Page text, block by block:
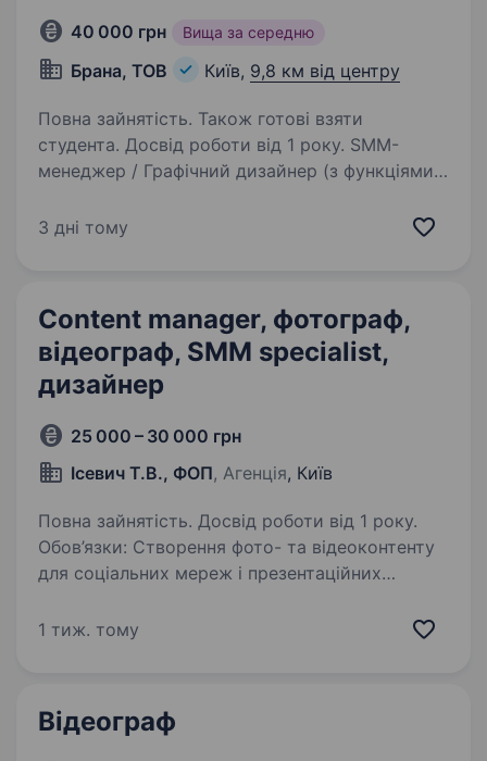
40 000 грн Вища за середню
Брана, ТОВ Київ, 9,8 км від центру
Повна зайнятість. Також готові взяти
студента. Досвід роботи від 1 року. SMM-
менеджер / Графічний дизайнер (з функціями
«Брана» — провідний постачальник
3 дні тому
Content manager, фотограф,
відеограф, SMM specialist,
дизайнер
25 000 – 30 000 грн
Ісевич Т.В., ФОП, Агенція, Київ
Повна зайнятість. Досвід роботи від 1 року.
Обов’язки: Створення фото- та відеоконтенту
для соціальних мереж і презентаційних
та монтаж відео. Розробка візуального
1 тиж. тому
Відеограф